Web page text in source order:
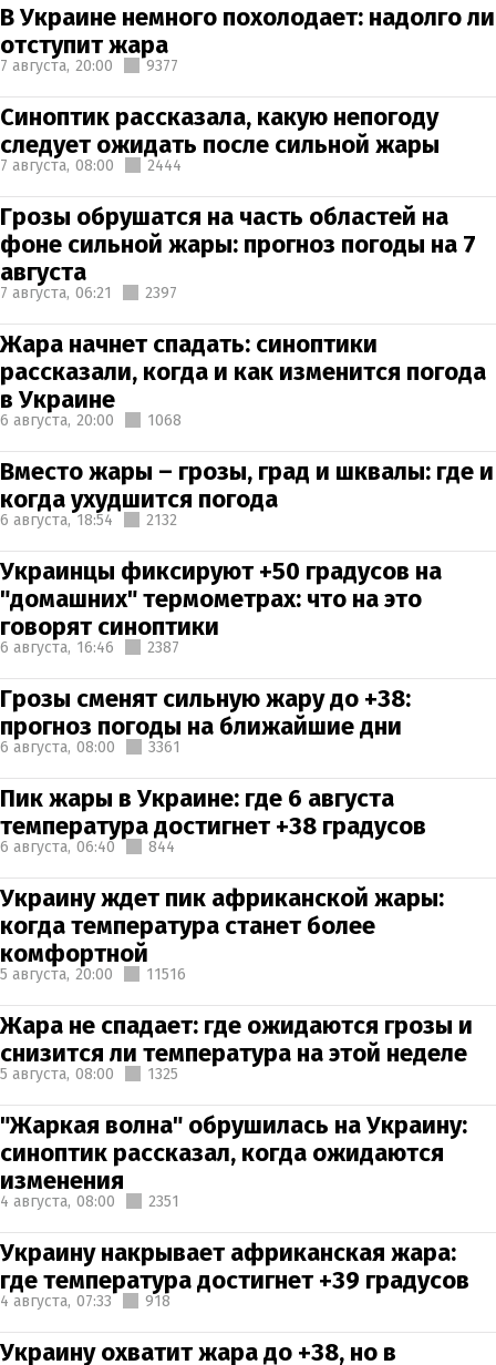
В Украине немного похолодает: надолго ли
отступит жара
7 августа, 20:00 9377
Синоптик рассказала, какую непогоду
следует ожидать после сильной жары
7 августа, 08:00 2444
Грозы обрушатся на часть областей на
фоне сильной жары: прогноз погоды на 7
августа
7 августа, 06:21 2397
Жара начнет спадать: синоптики
рассказали, когда и как изменится погода
в Украине
6 августа, 20:00 1068
Вместо жары – грозы, град и шквалы: где и
когда ухудшится погода
6 августа, 18:54 2132
Украинцы фиксируют +50 градусов на
"домашних" термометрах: что на это
говорят синоптики
6 августа, 16:46 2387
Грозы сменят сильную жару до +38:
прогноз погоды на ближайшие дни
6 августа, 08:00 3361
Пик жары в Украине: где 6 августа
температура достигнет +38 градусов
6 августа, 06:40 844
Украину ждет пик африканской жары:
когда температура станет более
комфортной
5 августа, 20:00 11516
Жара не спадает: где ожидаются грозы и
снизится ли температура на этой неделе
5 августа, 08:00 1325
"Жаркая волна" обрушилась на Украину:
синоптик рассказал, когда ожидаются
изменения
4 августа, 08:00 2351
Украину накрывает африканская жара:
где температура достигнет +39 градусов
4 августа, 07:33 918
Украину охватит жара до +38, но в